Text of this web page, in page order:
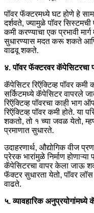
पॉवर फॅक्टरमध्ये घट होणे हे
दर्शवते, ज्यामुळे पॉवर सिस्टमची
कमी करण्याचा एक प्रभावी
सुधारण्यास मदत करू शकते आणि
वाढवू शकते.
४. पॉवर फॅक्टरवर कॅपेसिटरचा
कॅपेसिटर रिऍक्टिव्ह पॉवर
सर्किटमध्ये कॅपेसिटर वापरले
रिऍक्टिव्ह पॉवरचा काही
रिऍक्टिव्ह पॉवर कमी होते. या
शकतो, तो १ च्या जवळ येतो,
प्रमाणात सुधारते.
उदाहरणार्थ, औद्योगिक वीज
प्रेरक भारांमुळे निर्माण
कॅपेसिटरचा वापर केला जाऊ
फॅक्टर सुधारता येतो, पॉवर लॉस
वाढते.
५. व्यावहारिक